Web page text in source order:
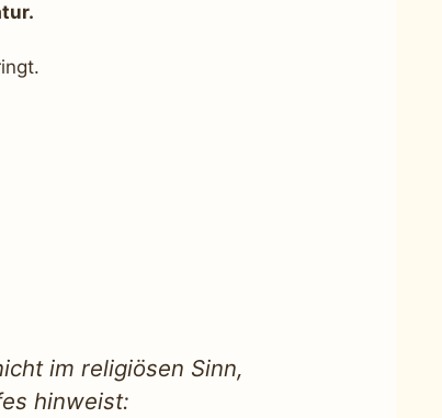
im religiösen Sinn,
hinweist: